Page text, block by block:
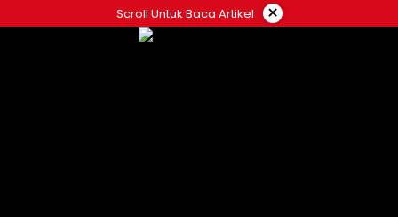
to
Scroll Untuk Baca Artikel ×